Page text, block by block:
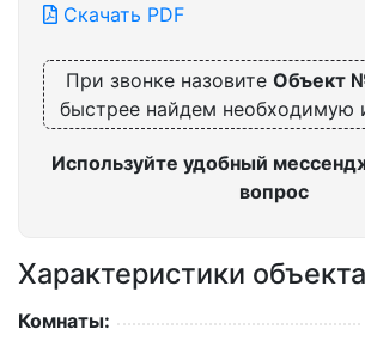
Скачать PDF
При звонке назовите Объект
быстрее найдем необходимую
Используйте удобный
вопрос
Характеристики объекта
Комнаты: